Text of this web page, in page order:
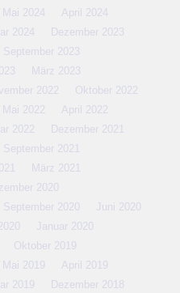
Mai 2024
April 2024
2024
Dezember 2023
September 2023
März 2023
2022
Oktober 2022
Mai 2022
April 2022
2022
Dezember 2021
September 2021
März 2021
2020
September 2020
Juni 2020
Januar 2020
Oktober 2019
Mai 2019
April 2019
2019
Dezember 2018